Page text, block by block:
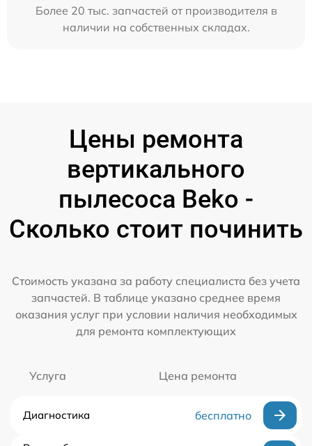
Более 20 тыс. запчастей от производителя в
наличии на собственных складах.
Цены ремонта
вертикального
пылесоса Beko -
Сколько стоит починить
Стоимость указана за работу специалиста без учета
запчастей. В таблице указано среднее время
оказания услуг при условии наличия необходимых
для ремонта комплектующих
Услуга Цена ремонта
Диагностика бесплатно